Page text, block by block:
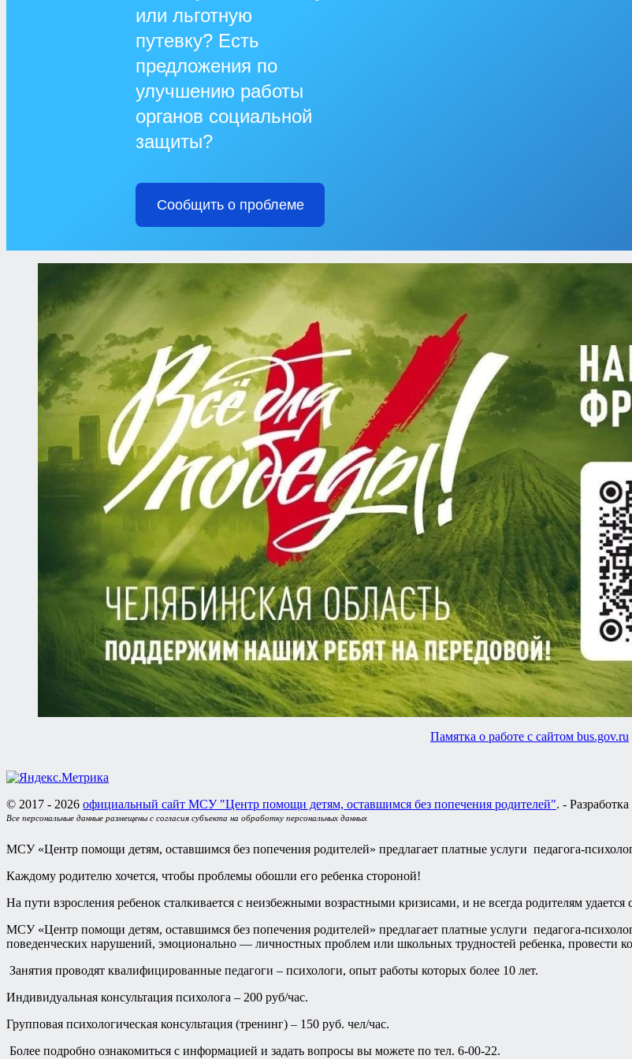
или льготную
путевку? Есть
предложения по
улучшению работы
органов социальной
защиты?
Сообщить о проблеме
Памятка о работе с сайтом bus.gov.ru
© 2017 - 2026 официальный сайт МСУ "Центр помощи детям, оставшимся без попечения родителей". - Разработка
Все персональные данные размещены с согласия субъекта на обработку персональных данных
МСУ «Центр помощи детям, оставшимся без попечения родителей» предлагает платные услуги педагога-
Каждому родителю хочется, чтобы проблемы обошли его ребенка стороной!
На пути взросления ребенок сталкивается с неизбежными возрастными кризисами, и не всегда родителям
МСУ «Центр помощи детям, оставшимся без попечения родителей» предлагает платные услуги педагога-
поведенческих нарушений, эмоционально — личностных проблем или школьных трудностей ребенка, провести
Занятия проводят квалифицированные педагоги – психологи, опыт работы которых более 10 лет.
Индивидуальная консультация психолога – 200 руб/час.
Групповая психологическая консультация (тренинг) – 150 руб. чел/час.
Более подробно ознакомиться с информацией и задать вопросы вы можете по тел. 6-00-22.